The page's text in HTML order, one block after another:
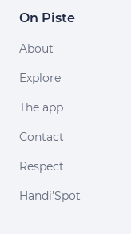
On Piste
About
Explore
The app
Contact
Respect
Handi'Spot